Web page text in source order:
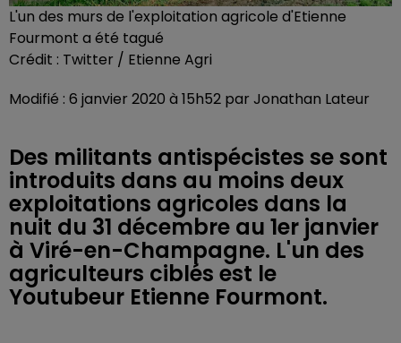
L'un des murs de l'exploitation agricole d'Etienne
Fourmont a été tagué
Crédit : Twitter / Etienne Agri
Modifié : 6 janvier 2020 à 15h52 par Jonathan Lateur
Des militants antispécistes se sont
introduits dans au moins deux
exploitations agricoles dans la
nuit du 31 décembre au 1er janvier
à Viré-en-Champagne. L'un des
agriculteurs ciblés est le
Youtubeur Etienne Fourmont.